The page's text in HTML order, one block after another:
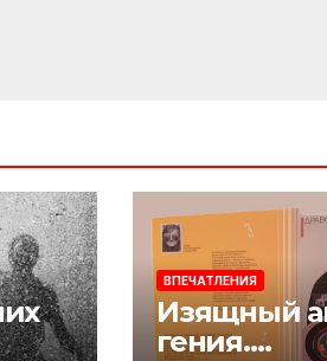
ВПЕЧАТЛЕНИЯ
Изящный
гения.